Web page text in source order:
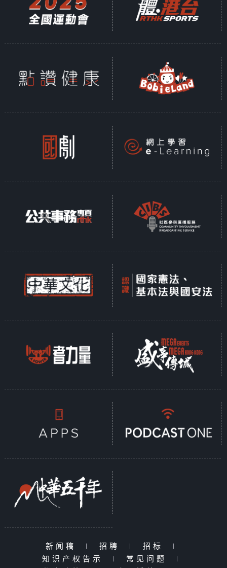
新闻稿 | 招聘 | 招标
|
知识产权告示
| 常见问题
|